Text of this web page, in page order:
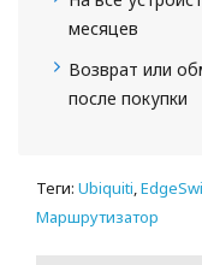
месяцев
Возврат или
после покупки
Теги: Ubiquiti,
Маршрутизатор